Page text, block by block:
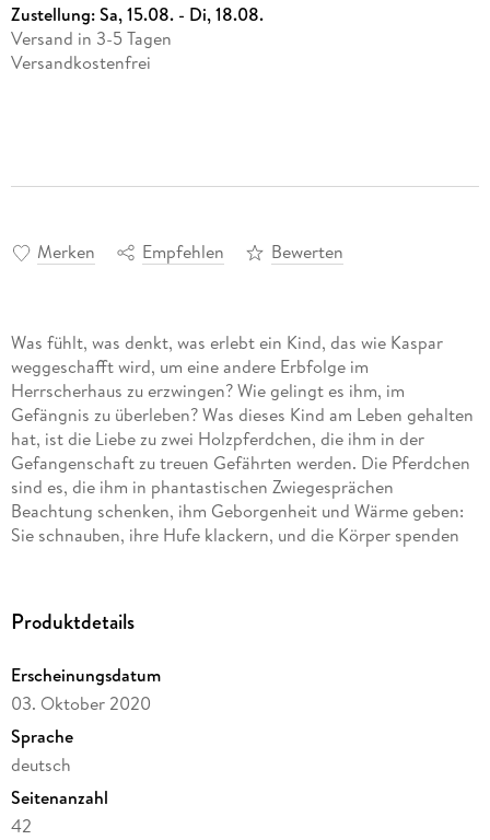
Zustellung:Sa, 15.08. - Di, 18.08.
Versand in 3-5 Tagen
Versandkostenfrei
Merken Empfehlen Bewerten
Was fühlt, was denkt, was erlebt ein Kind, das wie Kaspar
weggeschafft wird, um eine andere Erbfolge im
Herrscherhaus zu erzwingen? Wie gelingt es ihm, im
Gefängnis zu überleben? Was dieses Kind am Leben gehalten
hat, ist die Liebe zu zwei Holzpferdchen, die ihm in der
Gefangenschaft zu treuen Gefährten werden. Die Pferdchen
sind es, die ihm in phantastischen Zwiegesprächen
Beachtung schenken, ihm Geborgenheit und Wärme geben:
Sie schnauben, ihre Hufe klackern, und die Körper spenden
Darmstädter Echo
Produktdetails
Erscheinungsdatum
03. Oktober 2020
Sprache
deutsch
Seitenanzahl
42